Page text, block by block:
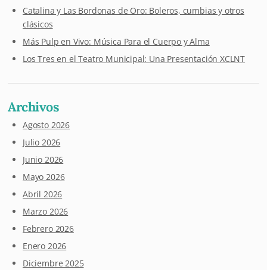
Catalina y Las Bordonas de Oro: Boleros, cumbias y otros
clásicos
Más Pulp en Vivo: Música Para el Cuerpo y Alma
Los Tres en el Teatro Municipal: Una Presentación XCLNT
Archivos
Agosto 2026
Julio 2026
Junio 2026
Mayo 2026
Abril 2026
Marzo 2026
Febrero 2026
Enero 2026
Diciembre 2025